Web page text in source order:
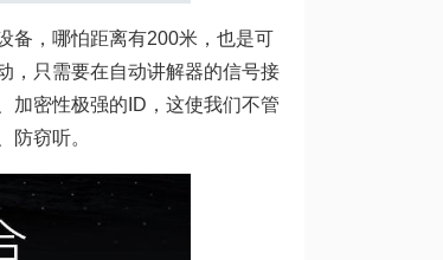
备，哪怕距离有200米，也是可
，只需要在自动讲解器的信号接
加密性极强的ID，这使我们不管
防窃听。